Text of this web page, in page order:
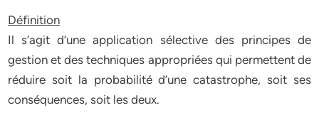
Définition
Il s’agit d’une application sélective des principes de
gestion et des techniques appropriées qui permettent de
réduire soit la probabilité d’une catastrophe, soit ses
conséquences, soit les deux.